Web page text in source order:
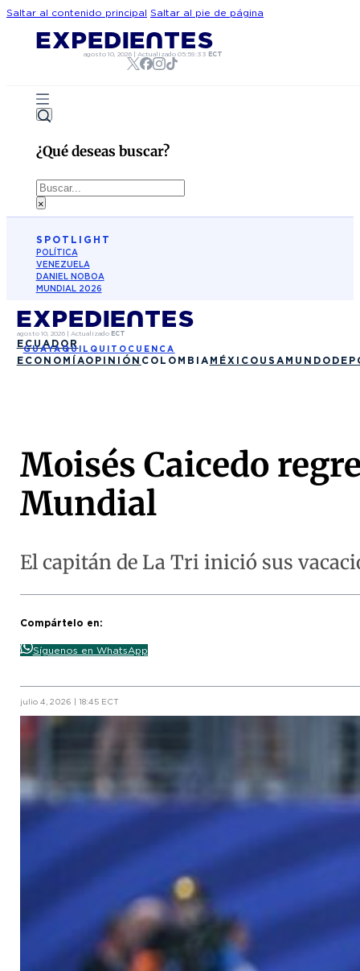
Saltar al contenido principal Saltar al pie de página
agosto 10, 2026| Actualizado 05:59:33 ECT
¿Qué deseas buscar?
Buscar
×
SPOTLIGHT
POLÍTICA
VENEZUELA
DANIEL NOBOA
MUNDIAL 2026
agosto 10, 2026| Actualizado ECT
ECUADOR
GUAYAQUIL QUITO CUENCA
ECONOMÍAOPINIÓN COLOMBIA MÉXICO USA MUNDO
Moisés Caicedo
Mundial
El capitán de La Tri inició sus
Compártelo en:
Síguenos en WhatsApp
julio 4, 2026 | 18:45 ECT